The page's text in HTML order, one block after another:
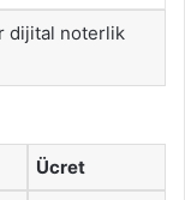
dijital noterlik
Ücret